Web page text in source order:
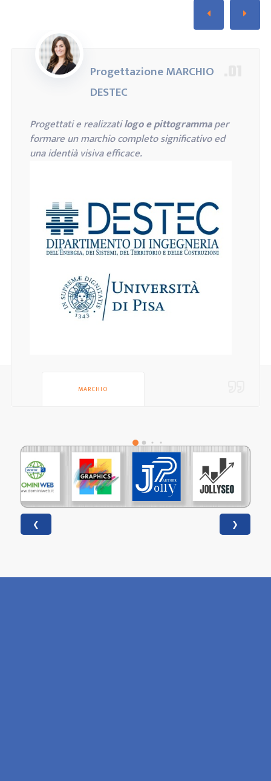
Progettazione MARCHIO
DESTEC
Progettati e realizzatilogo e pittogrammaper
formare un marchio completo significativo ed
una identià visiva efficace.
MARCHIO
❮ ❯